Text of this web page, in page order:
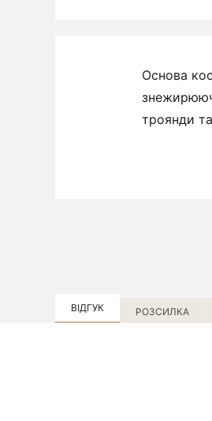
Основа
троянди та
ВІДГУК РОЗСИЛКА